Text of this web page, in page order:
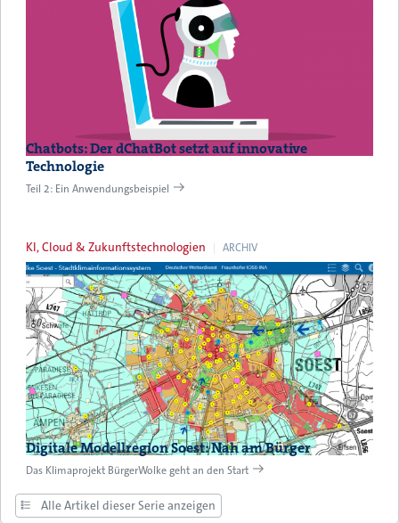
Chatbots: Der dChatBot setzt auf innovative
Technologie
Teil 2: Ein Anwendungsbeispiel
KI, Cloud & Zukunftstechnologien ARCHIV
Digitale Modellregion Soest: Nah am Bürger
Das Klimaprojekt BürgerWolke geht an den Start
Alle Artikel dieser Serie anzeigen